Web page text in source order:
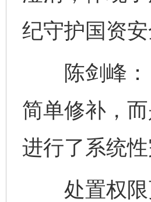
纪守护国资
陈剑峰：《
简单修补，
进行了系统
处置权限